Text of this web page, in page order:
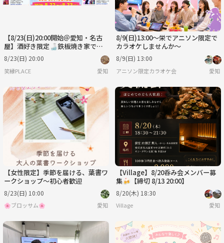
【8/23(日)20:00開始＠愛知・名古
屋】酒好き限定🍶鉄板焼き家で飲
み交流会！２時間飲み放題付💖🍻
8/23(日) 20:00
笑縁PLACE 愛知
8/9(日)13:00～栄でアニソン限定で
カラオケしませんか～
8/9(日) 13:00
アニソン限定カラオケ会 愛知
【女性限定】季節を届ける、葉書ワ
ークショップ～初心者歓迎
8/23(日) 10:00
🌸ブロッサム🌸 愛知
【Village】8/20呑み会メンバー募
集🍻【締切 8/13 20:00】
8/20(木) 18:30
Village 愛知